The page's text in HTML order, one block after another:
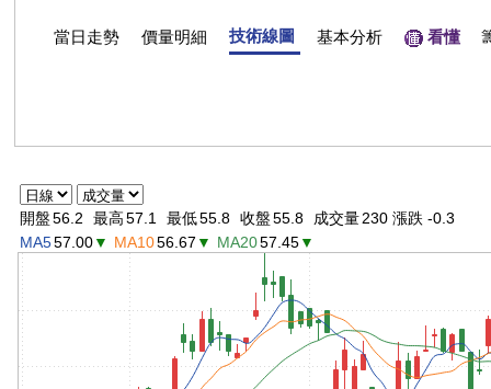
當日走勢 價量明細 技術線圖 基本分析 看懂
開盤56.2 最高57.1 最低55.8 收盤55.8 成交量230 漲跌 -0.3
MA557.00▼ MA1056.67 ▼ MA2057.45▼